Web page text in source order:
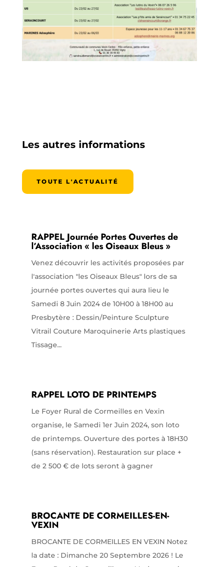
Les autres informations
TOUTE L'ACTUALITÉ
RAPPEL Journée Portes Ouvertes de
l’Association « les Oiseaux Bleus »
Venez découvrir les activités proposées par
l'association "les Oiseaux Bleus" lors de sa
journée portes ouvertes qui aura lieu le
Samedi 8 Juin 2024 de 10H00 à 18H00 au
Presbytère : Dessin/Peinture Sculpture
Vitrail Couture Maroquinerie Arts plastiques
Tissage...
RAPPEL LOTO DE PRINTEMPS
Le Foyer Rural de Cormeilles en Vexin
organise, le Samedi 1er Juin 2024, son loto
de printemps. Ouverture des portes à 18H30
(sans réservation). Restauration sur place +
de 2 500 € de lots seront à gagner
BROCANTE DE CORMEILLES-EN-
VEXIN
BROCANTE DE CORMEILLES EN VEXIN Notez
la date : Dimanche 20 Septembre 2026 ! Le